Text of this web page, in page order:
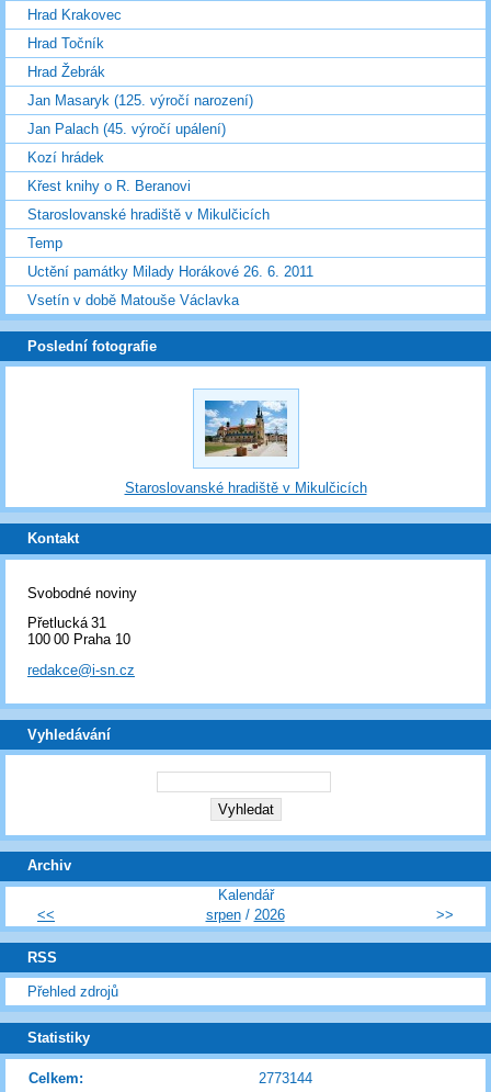
Hrad Krakovec
Hrad Točník
Hrad Žebrák
Jan Masaryk (125. výročí narození)
Jan Palach (45. výročí upálení)
Kozí hrádek
Křest knihy o R. Beranovi
Staroslovanské hradiště v Mikulčicích
Temp
Uctění památky Milady Horákové 26. 6. 2011
Vsetín v době Matouše Václavka
Poslední fotografie
Staroslovanské hradiště v Mikulčicích
Kontakt
Svobodné noviny
Přetlucká 31
100 00 Praha 10
redakce@i-sn.cz
Vyhledávání
Archiv
Kalendář
<<
srpen/ 2026 >>
RSS
Přehled zdrojů
Statistiky
Celkem: 2773144